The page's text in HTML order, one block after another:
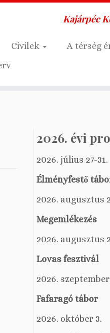
Kajárpéc
Civilek
A térség
2026. évi
2026. július 27-31.
Élményfestő
2026. augusztus
Megemlékezés
2026. augusztus
Lovas fesztivál
2026. szeptember
Fafaragó tábor
2026. október 3.